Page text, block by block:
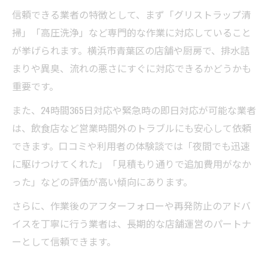
信頼できる業者の特徴として、まず「グリストラップ清
掃」「高圧洗浄」など専門的な作業に対応していること
が挙げられます。横浜市青葉区の店舗や厨房で、排水詰
まりや異臭、流れの悪さにすぐに対応できるかどうかも
重要です。
また、24時間365日対応や緊急時の即日対応が可能な業者
は、飲食店など営業時間外のトラブルにも安心して依頼
できます。口コミや利用者の体験談では「夜間でも迅速
に駆けつけてくれた」「見積もり通りで追加費用がなか
った」などの評価が高い傾向にあります。
さらに、作業後のアフターフォローや再発防止のアドバ
イスを丁寧に行う業者は、長期的な店舗運営のパートナ
ーとして信頼できます。